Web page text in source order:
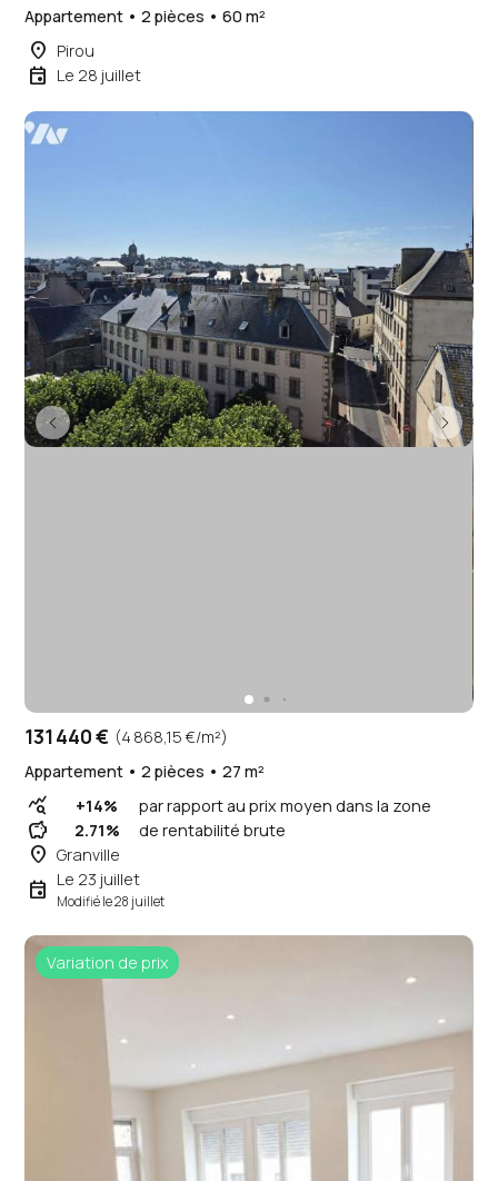
Appartement • 2 pièces • 60 m²
place Pirou
event Le 28 juillet
131 440 € (4 868,15 €/m²)
Appartement • 2 pièces • 27 m²
query_stats +14% par rapport au prix moyen dans la zone
savings 2.71% de rentabilité brute
place Granville
event Le 23 juillet
Modifié le 28 juillet
Variation de prix